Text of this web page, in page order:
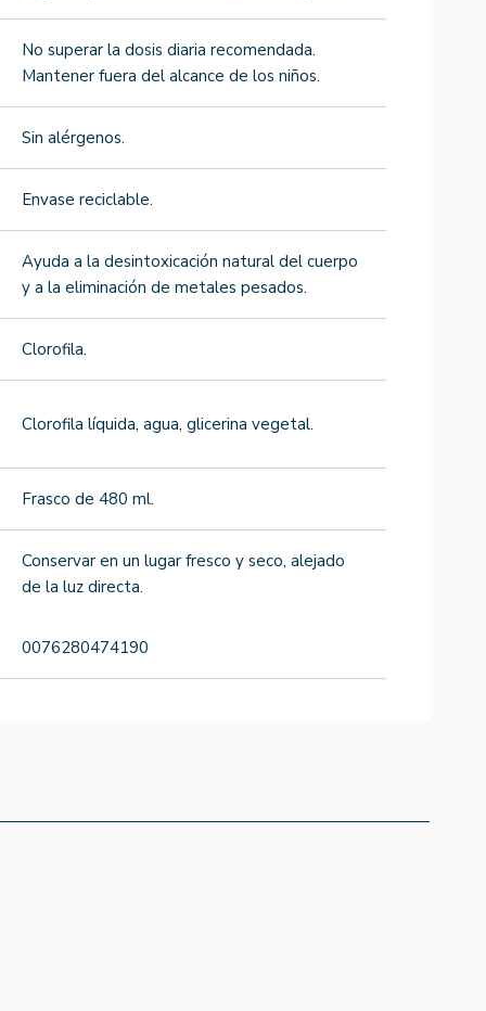
No superar la dosis diaria recomendada.
Mantener fuera del alcance de los niños.
Sin alérgenos.
Envase reciclable.
Ayuda a la desintoxicación natural del cuerpo
y a la eliminación de metales pesados.
Clorofila.
Clorofila líquida, agua, glicerina vegetal.
Frasco de 480 ml.
Conservar en un lugar fresco y seco, alejado
de la luz directa.
0076280474190